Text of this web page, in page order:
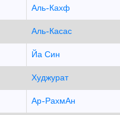
Аль-Кахф
Аль-Касас
Йа Син
Худжурат
Ар-РахмАн